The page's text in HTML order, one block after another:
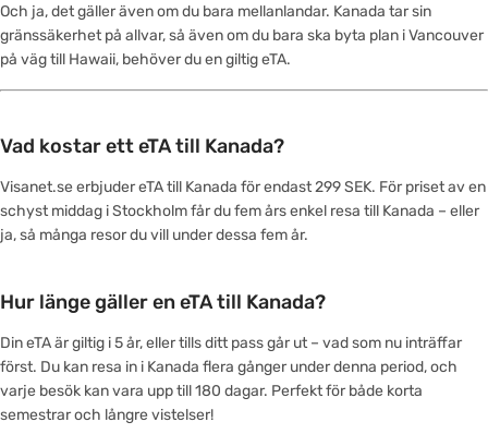
Och ja, det gäller även om du bara mellanlandar. Kanada tar sin
gränssäkerhet på allvar, så även om du bara ska byta plan i Vancouver
på väg till Hawaii, behöver du en giltig eTA.
Vad kostar ett eTA till Kanada?
Visanet.se erbjuder eTA till Kanada för endast 299 SEK. För priset av en
schyst middag i Stockholm får du fem års enkel resa till Kanada – eller
ja, så många resor du vill under dessa fem år.
Hur länge gäller en eTA till Kanada?
Din eTA är giltig i 5 år, eller tills ditt pass går ut – vad som nu inträffar
först. Du kan resa in i Kanada flera gånger under denna period, och
varje besök kan vara upp till 180 dagar. Perfekt för både korta
semestrar och långre vistelser!